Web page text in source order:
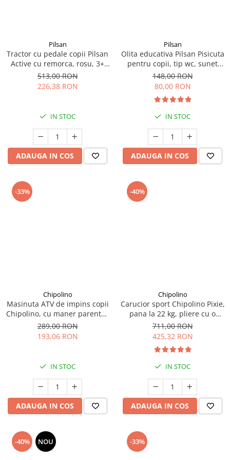
Insecte si paianjeni
Lumea preistorica
Ocean si gheata
Reptile si amfibieni
Bancuri de lucru cu unelte
Constructii, cuburi, forme si culori
Corturi de joaca
Jucarii pentru baie
La doctor
Pilsan
Tractor cu pedale copii Pilsan
Active cu remorca, rosu, 3+
ani
513,00 RON
226,38 RON
IN STOC
ADAUGA IN COS
Pilsan
Olita educativa Pilsan Pisicuta
pentru copii, tip wc, sunet
sifon, suport hartie
148,00 RON
80,00 RON
IN STOC
ADAUGA IN COS
-33%
Chipolino
Masinuta ATV de impins copii
Chipolino, cu maner parental,
verde, 3+ ani
289,00 RON
193,06 RON
IN STOC
ADAUGA IN COS
-40%
Chipolino
Carucior sport Chipolino Pixie,
pana la 22 kg, pliere cu o
singura mana, cu maner de
transport, Tiramisu
711,00 RON
425,32 RON
IN STOC
ADAUGA IN COS
-40% NOU -33%